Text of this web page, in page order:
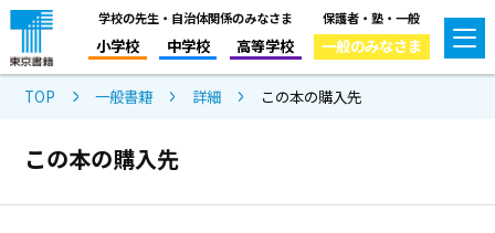
学校の先生・自治体関係のみなさま
小学校 中学校 高等学校
保護者・塾・一般
一般のみなさま
TOP 一般書籍 詳細 この本の購入先
この本の購入先